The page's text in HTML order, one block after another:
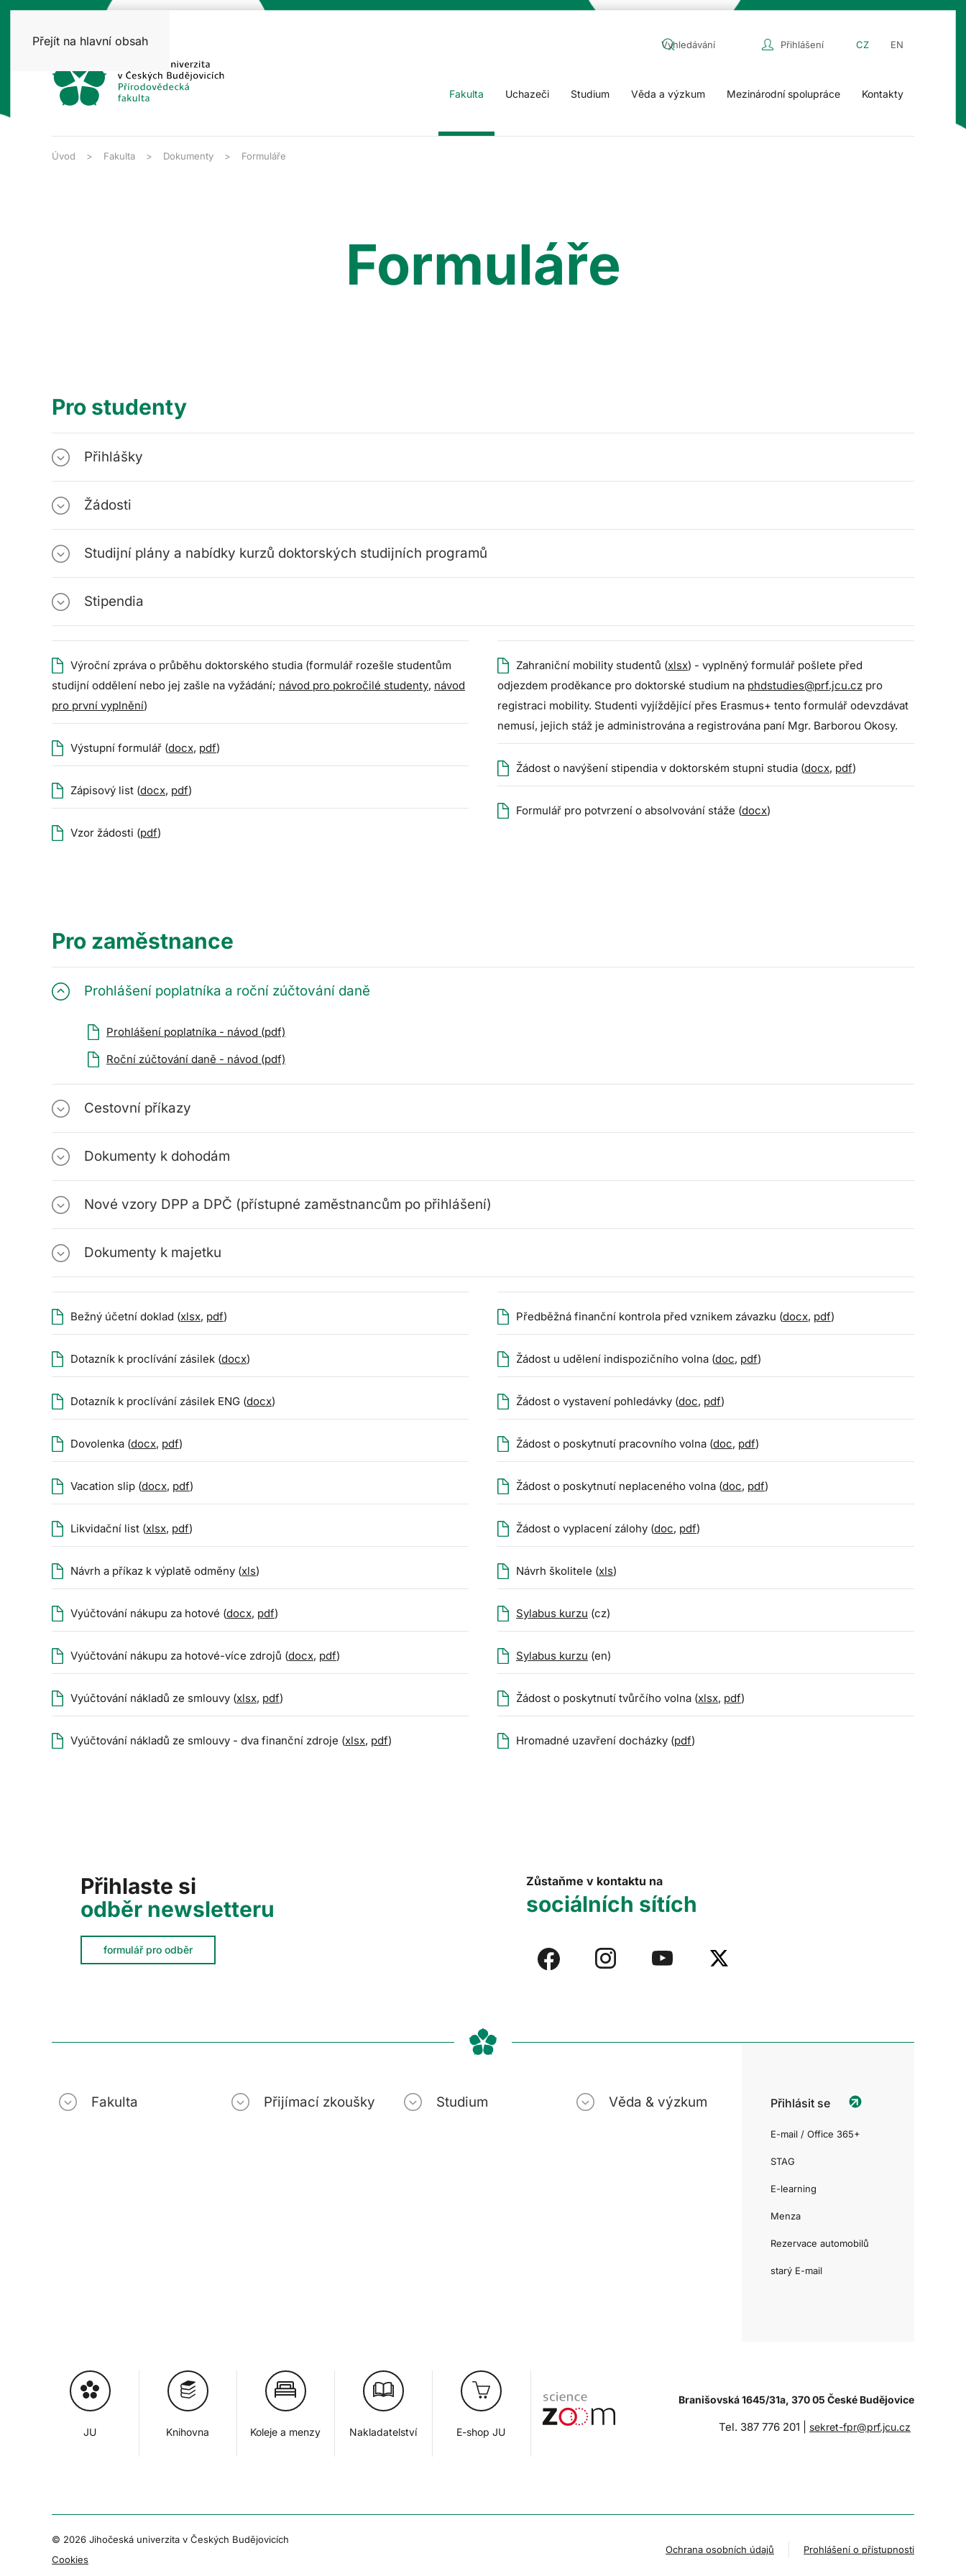
Přejít na hlavní obsah Přihlášení CZ EN
Fakulta Uchazeči Studium Věda a výzkum Mezinárodní spolupráce Kontakty
Úvod Fakulta Dokumenty Formuláře
Formuláře
Pro studenty
Přihlášky
Žádosti
Studijní plány a nabídky kurzů doktorských studijních programů
Stipendia
Výroční zpráva o průběhu doktorského studia (formulář rozešle studentům
studijní oddělení nebo jej zašle na vyžádání; návod pro pokročilé studenty, návod
pro první vyplnění)
Výstupní formulář (docx, pdf)
Zápisový list (docx, pdf)
Vzor žádosti (pdf)
Zahraniční mobility studentů (xlsx) - vyplněný formulář pošlete před
odjezdem proděkance pro doktorské studium na phdstudies@prf.jcu.cz pro
registraci mobility. Studenti vyjíždějící přes Erasmus+ tento formulář odevzdávat
nemusí, jejich stáž je administrována a registrována paní Mgr. Barborou Okosy.
Žádost o navýšení stipendia v doktorském stupni studia (docx, pdf)
Formulář pro potvrzení o absolvování stáže (docx)
Pro zaměstnance
Prohlášení poplatníka a roční zúčtování daně
Prohlášení poplatníka - návod (pdf)
Roční zúčtování daně - návod (pdf)
Cestovní příkazy
Dokumenty k dohodám
Nové vzory DPP a DPČ (přístupné zaměstnancům po přihlášení)
Dokumenty k majetku
Bežný účetní doklad (xlsx, pdf)
Dotazník k proclívání zásilek (docx)
Dotazník k proclívání zásilek ENG (docx)
Dovolenka (docx, pdf)
Vacation slip (docx, pdf)
Likvidační list (xlsx, pdf)
Návrh a příkaz k výplatě odměny (xls)
Vyúčtování nákupu za hotové (docx, pdf)
Vyúčtování nákupu za hotové-více zdrojů (docx, pdf)
Vyúčtování nákladů ze smlouvy (xlsx, pdf)
Vyúčtování nákladů ze smlouvy - dva finanční zdroje (xlsx, pdf)
Předběžná finanční kontrola před vznikem závazku (docx, pdf)
Žádost u udělení indispozičního volna (doc, pdf)
Žádost o vystavení pohledávky (doc, pdf)
Žádost o poskytnutí pracovního volna (doc, pdf)
Žádost o poskytnutí neplaceného volna (doc, pdf)
Žádost o vyplacení zálohy (doc, pdf)
Návrh školitele (xls)
Sylabus kurzu (cz)
Sylabus kurzu (en)
Žádost o poskytnutí tvůrčího volna (xlsx, pdf)
Hromadné uzavření docházky (pdf)
Přihlaste si
odběr newsletteru
formulář pro odběr
Zůstaňme v kontaktu na
sociálních sítích
Fakulta Přijímací zkoušky Studium Věda & výzkum Přihlásit se
E-mail / Office 365+
STAG
E-learning
Menza
Rezervace automobilů
starý E-mail
JU Knihovna Koleje a menzy Nakladatelství E-shop JU
Branišovská 1645/31a, 370 05 České Budějovice
Tel. 387 776 201 | sekret-fpr@prf.jcu.cz
© 2026 Jihočeská univerzita v Českých Budějovicích
Cookies
Ochrana osobních údajů Prohlášení o přístupnosti